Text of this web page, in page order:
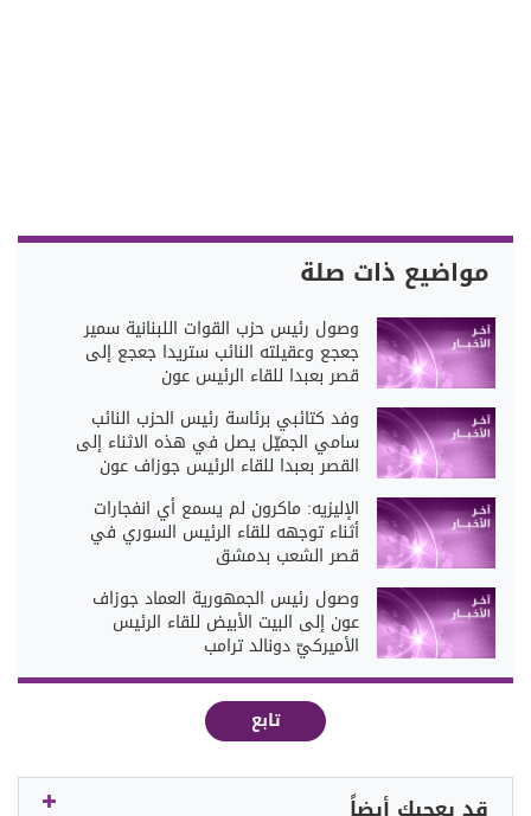
مواضيع ذات صلة
وصول رئيس حزب القوات اللبنانية سمير
جعجع وعقيلته النائب ستريدا جعجع إلى
قصر بعبدا للقاء الرئيس عون
وفد كتائبي برئاسة رئيس الحزب النائب
سامي الجميّل يصل في هذه الاثناء إلى
القصر بعبدا للقاء الرئيس جوزاف عون
الإليزيه: ماكرون لم يسمع أي انفجارات
أثناء توجهه للقاء الرئيس السوري في
قصر الشعب بدمشق
وصول رئيس الجمهورية العماد جوزاف
عون إلى البيت الأبيض للقاء الرئيس
الأميركيّ دونالد ترامب
تابع